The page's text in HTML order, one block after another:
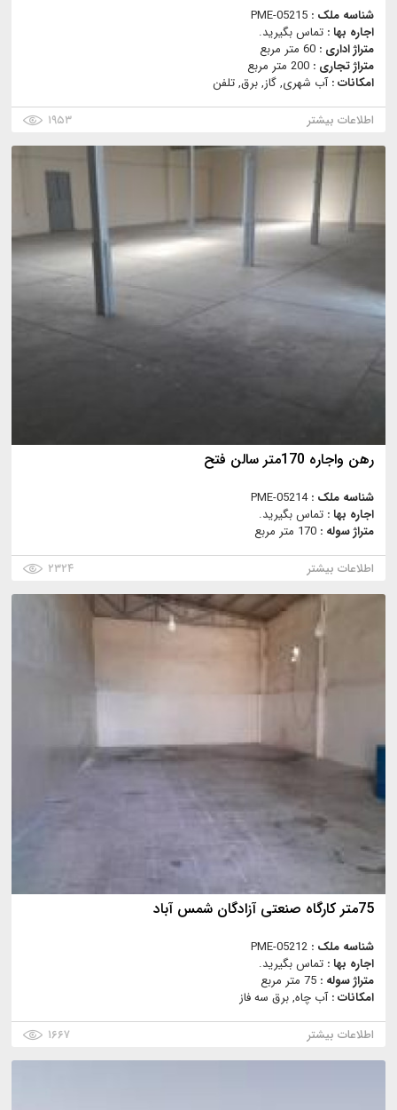
شناسه ملک : PME-05215
اجاره بها : تماس بگیرید.
متراژ اداری : 60 متر مربع
متراژ تجاری : 200 متر مربع
امکانات :آب شهری, گاز, برق, تلفن
اطلاعات بیشتر
۱۹۵۳
رهن واجاره 170متر سالن فتح
شناسه ملک :PME-05214
اجاره بها : تماس بگیرید.
متراژ سوله : 170 متر مربع
اطلاعات بیشتر
۲۳۲۴
75متر کارگاه صنعتی آزادگان شمس آباد
شناسه ملک : PME-05212
اجاره بها : تماس بگیرید.
متراژ سوله : 75 متر مربع
امکانات :آب چاه, برق سه فاز
اطلاعات بیشتر
۱۶۶۷